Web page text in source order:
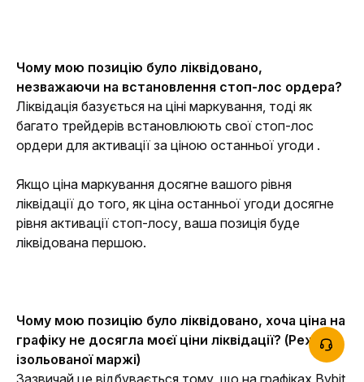
Чому мою позицію було ліквідовано,
незважаючи на встановлення стоп-лос ордера?
Ліквідація базується на ціні маркування, тоді як
багато трейдерів встановлюють свої стоп-лос
ордери для активації за ціною останньої угоди .
Якщо ціна маркування досягне вашого рівня
ліквідації до того, як ціна останньої угоди досягне
рівня активації стоп-лосу, ваша позиція буде
ліквідована першою.
Чому мою позицію було ліквідовано, хоча ціна на
графіку не досягла моєї ціни ліквідації? (Режим
ізольованої маржі)
Зазвичай це відбувається тому, що на графіках Bybit